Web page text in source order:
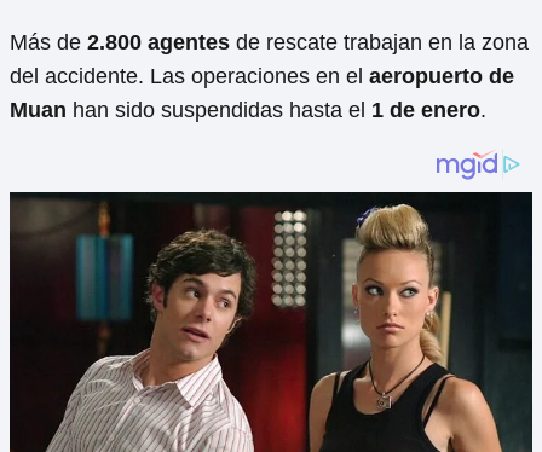
Más de 2.800 agentes de rescate trabajan en la zona
del accidente. Las operaciones en el aeropuerto de
Muan han sido suspendidas hasta el 1 de enero.